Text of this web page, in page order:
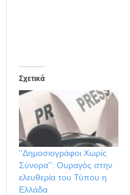
Σχετικά
‘’Δημοσιογράφοι Χωρίς
Σύνορα’’: Ουραγός στην
ελευθερία του Τύπου η
Ελλάδα